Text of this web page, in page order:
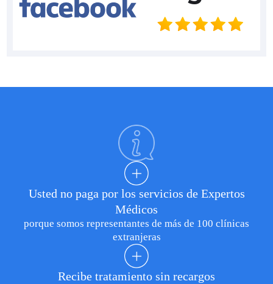
Usted no paga por los servicios de Expertos
Médicos
porque somos representantes de más de 100 clínicas
extranjeras
Recibe tratamiento sin recargos